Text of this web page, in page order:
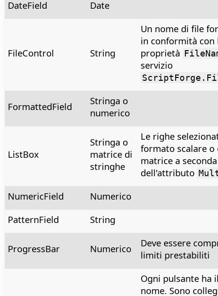
DateField Date
FileControl String
Un nome di file
in conformità con
proprietà
servizio
FormattedField
Stringa o
numerico
ListBox
Stringa o
matrice di
stringhe
Le righe
formato scalare o
matrice a seconda
dell'attributo
NumericField
Numerico
PatternField
String
ProgressBar Numerico
Deve essere
limiti prestabiliti
Ogni pulsante ha
nome. Sono